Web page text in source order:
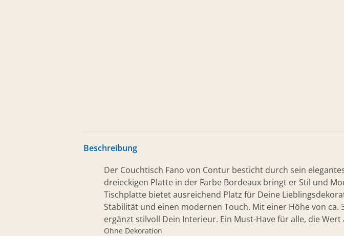
Beschreibung
Der Couchtisch Fano von Contur besticht durch sein
dreieckigen Platte in der Farbe Bordeaux bringt er Stil und
Tischplatte bietet ausreichend Platz für Deine
Stabilität und einen modernen Touch. Mit einer Höhe von
ergänzt stilvoll Dein Interieur. Ein Must-Have für alle, die
Ohne Dekoration